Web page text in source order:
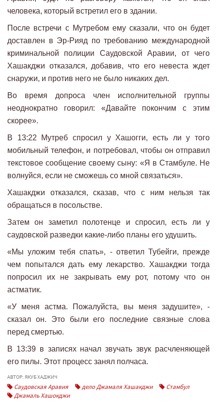
человека, который встретил его в здании.
После встречи с Мутребом ему сказали, что он будет
доставлен в Эр-Рияд по требованию международной
криминальной полиции Саудовской Аравии, от чего
Хашакджи отказался, добавив, что его невеста ждет
снаружи, и против него не было никаких дел.
Во время допроса член исполнительной группы
неоднократно говорил: «Давайте покончим с этим
скорее».
В 13:22 Мутреб спросил у Хашогги, есть ли у того
мобильный телефон, и потребовал, чтобы он отправил
текстовое сообщение своему сыну: «Я в Стамбуле. Не
волнуйся, если не сможешь со мной связаться».
Хашакджи отказался, сказав, что с ним нельзя так
обращаться в посольстве.
Затем он заметил полотенце и спросил, есть ли у
саудовской разведки какие-либо планы его удушить.
«Мы уложим тебя спать», - ответил Тубейги, прежде
чем попытался дать ему лекарство. Хашакджи тогда
попросил их не закрывать ему рот, потому что он
астматик.
«У меня астма. Пожалуйста, вы меня задушите», -
сказал он. Это были его последние связные слова
перед смертью.
В 13:39 в записях начал звучать звук расчленяющей
его пилы. Этот процесс занял полчаса.
АВТОР: ЯКУБ ХАДЖИЧ
Саудовская Аравия дело Джамаля Хашакджи
Стамбул
Джамаль Хашокджи